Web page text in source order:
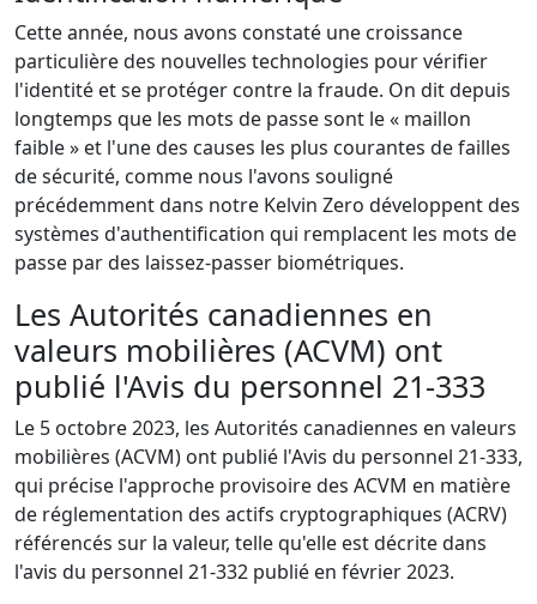
Cette année, nous avons constaté une croissance
particulière des nouvelles technologies pour vérifier
l'identité et se protéger contre la fraude. On dit depuis
longtemps que les mots de passe sont le « maillon
faible » et l'une des causes les plus courantes de failles
de sécurité, comme nous l'avons souligné
précédemment dans notre Kelvin Zero développent des
systèmes d'authentification qui remplacent les mots de
passe par des laissez-passer biométriques.
Les Autorités canadiennes en
valeurs mobilières (ACVM) ont
publié l'Avis du personnel 21-333
Le 5 octobre 2023, les Autorités canadiennes en valeurs
mobilières (ACVM) ont publié l'Avis du personnel 21-333,
qui précise l'approche provisoire des ACVM en matière
de réglementation des actifs cryptographiques (ACRV)
référencés sur la valeur, telle qu'elle est décrite dans
l'avis du personnel 21-332 publié en février 2023.